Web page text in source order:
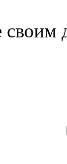
своим